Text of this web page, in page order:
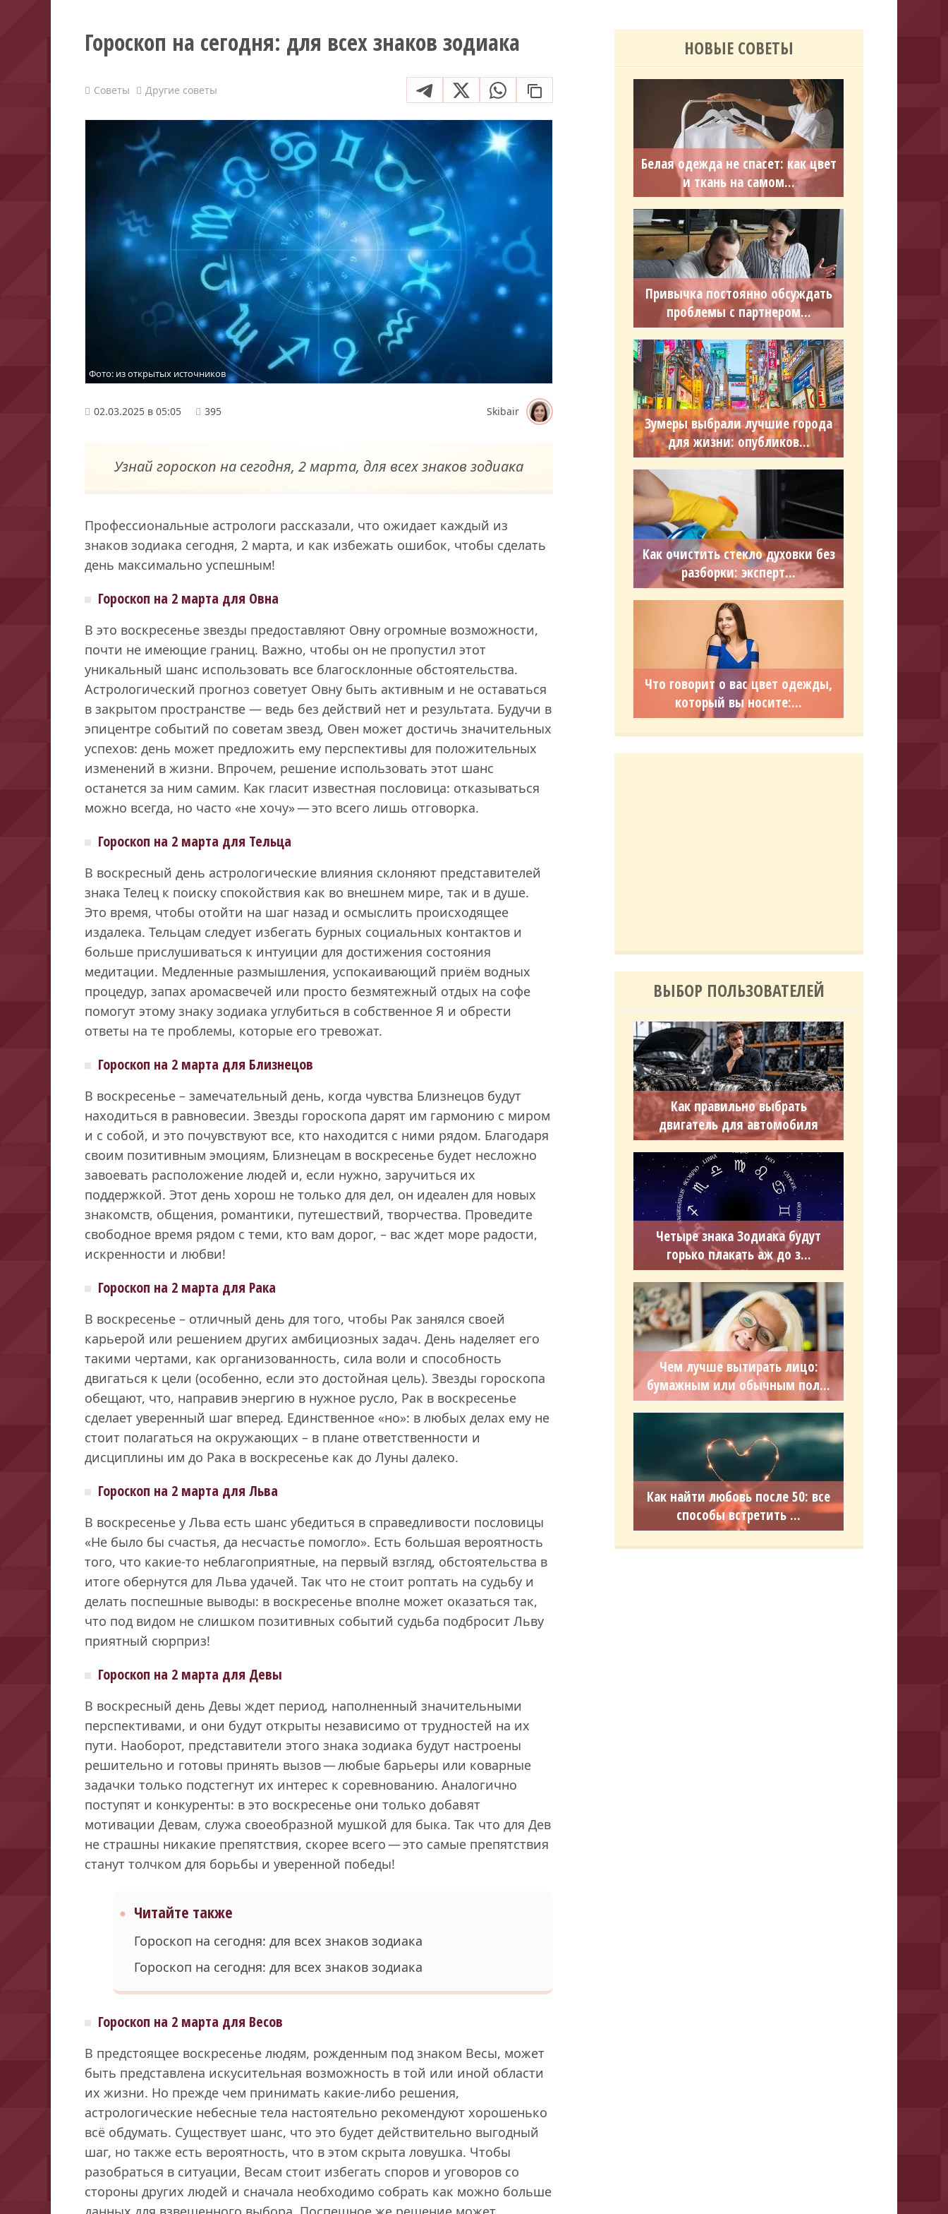
Гороскоп на сегодня: для всех знаков зодиака
Советы Другие советы
Фото: из открытых источников
02.03.2025 в 05:05 395 Skibair
Узнай гороскоп на сегодня, 2 марта, для всех знаков зодиака
Профессиональные астрологи рассказали, что ожидает каждый из
знаков зодиака сегодня, 2 марта, и как избежать ошибок, чтобы сделать
день максимально успешным!
Гороскоп на 2 марта для Овна
В это воскресенье звезды предоставляют Овну огромные возможности,
почти не имеющие границ. Важно, чтобы он не пропустил этот
уникальный шанс использовать все благосклонные обстоятельства.
Астрологический прогноз советует Овну быть активным и не оставаться
в закрытом пространстве — ведь без действий нет и результата. Будучи в
эпицентре событий по советам звезд, Овен может достичь значительных
успехов: день может предложить ему перспективы для положительных
изменений в жизни. Впрочем, решение использовать этот шанс
останется за ним самим. Как гласит известная пословица: отказываться
можно всегда, но часто «не хочу» — это всего лишь отговорка.
Гороскоп на 2 марта для Тельца
В воскресный день астрологические влияния склоняют представителей
знака Телец к поиску спокойствия как во внешнем мире, так и в душе.
Это время, чтобы отойти на шаг назад и осмыслить происходящее
издалека. Тельцам следует избегать бурных социальных контактов и
больше прислушиваться к интуиции для достижения состояния
медитации. Медленные размышления, успокаивающий приём водных
процедур, запах аромасвечей или просто безмятежный отдых на софе
помогут этому знаку зодиака углубиться в собственное Я и обрести
ответы на те проблемы, которые его тревожат.
Гороскоп на 2 марта для Близнецов
В воскресенье – замечательный день, когда чувства Близнецов будут
находиться в равновесии. Звезды гороскопа дарят им гармонию с миром
и с собой, и это почувствуют все, кто находится с ними рядом. Благодаря
своим позитивным эмоциям, Близнецам в воскресенье будет несложно
завоевать расположение людей и, если нужно, заручиться их
поддержкой. Этот день хорош не только для дел, он идеален для новых
знакомств, общения, романтики, путешествий, творчества. Проведите
свободное время рядом с теми, кто вам дорог, – вас ждет море радости,
искренности и любви!
Гороскоп на 2 марта для Рака
В воскресенье – отличный день для того, чтобы Рак занялся своей
карьерой или решением других амбициозных задач. День наделяет его
такими чертами, как организованность, сила воли и способность
двигаться к цели (особенно, если это достойная цель). Звезды гороскопа
обещают, что, направив энергию в нужное русло, Рак в воскресенье
сделает уверенный шаг вперед. Единственное «но»: в любых делах ему не
стоит полагаться на окружающих – в плане ответственности и
дисциплины им до Рака в воскресенье как до Луны далеко.
Гороскоп на 2 марта для Льва
В воскресенье у Льва есть шанс убедиться в справедливости пословицы
«Не было бы счастья, да несчастье помогло». Есть большая вероятность
того, что какие-то неблагоприятные, на первый взгляд, обстоятельства в
итоге обернутся для Льва удачей. Так что не стоит роптать на судьбу и
делать поспешные выводы: в воскресенье вполне может оказаться так,
что под видом не слишком позитивных событий судьба подбросит Льву
приятный сюрприз!
Гороскоп на 2 марта для Девы
В воскресный день Девы ждет период, наполненный значительными
перспективами, и они будут открыты независимо от трудностей на их
пути. Наоборот, представители этого знака зодиака будут настроены
решительно и готовы принять вызов — любые барьеры или коварные
задачки только подстегнут их интерес к соревнованию. Аналогично
поступят и конкуренты: в это воскресенье они только добавят
мотивации Девам, служа своеобразной мушкой для быка. Так что для Дев
не страшны никакие препятствия, скорее всего — это самые препятствия
станут толчком для борьбы и уверенной победы!
Читайте также
Гороскоп на сегодня: для всех знаков зодиака
Гороскоп на сегодня: для всех знаков зодиака
Гороскоп на 2 марта для Весов
В предстоящее воскресенье людям, рожденным под знаком Весы, может
быть представлена искусительная возможность в той или иной области
их жизни. Но прежде чем принимать какие-либо решения,
астрологические небесные тела настоятельно рекомендуют хорошенько
всё обдумать. Существует шанс, что это будет действительно выгодный
шаг, но также есть вероятность, что в этом скрыта ловушка. Чтобы
разобраться в ситуации, Весам стоит избегать споров и уговоров со
стороны других людей и сначала необходимо собрать как можно больше
НОВЫЕ СОВЕТЫ
Белая одежда не спасет: как цвет
и ткань на самом...
Привычка постоянно обсуждать
проблемы с партнером...
Зумеры выбрали лучшие города
для жизни: опубликов...
Как очистить стекло духовки без
разборки: эксперт...
Что говорит о вас цвет одежды,
который вы носите:...
ВЫБОР ПОЛЬЗОВАТЕЛЕЙ
Как правильно выбрать
двигатель для автомобиля
Четыре знака Зодиака будут
горько плакать аж до з...
Чем лучше вытирать лицо:
бумажным или обычным пол...
Как найти любовь после 50: все
способы встретить ...